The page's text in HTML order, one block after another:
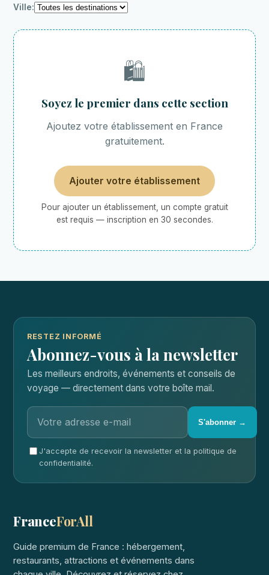
Ville:
🛍️
Soyez le premier dans cette section
Ajoutez votre établissement en France
gratuitement.
Ajouter votre établissement
Pour ajouter un établissement, un compte gratuit
est requis — inscription en 30 secondes.
RESTEZ INFORMÉ
Abonnez-vous à la newsletter
Les meilleurs endroits, événements et conseils de
voyage — directement dans votre boîte mail.
S'abonner →
J'accepte de recevoir la newsletter et la politique de
confidentialité.
FranceForAll
Guide premium de France : hébergement,
restaurants, attractions et événements dans